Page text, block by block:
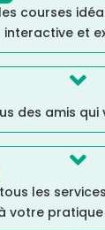
courses
interactive et

des amis

les
votre